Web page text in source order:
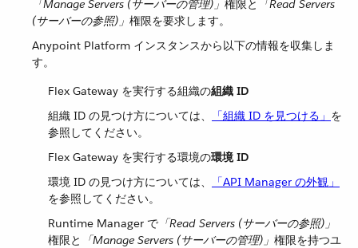
「Manage Servers (サーバーの管理)」 ​権限と​
「Read Servers
(サーバーの参照)」 ​権限を要求します。
Anypoint Platform インスタンスから以下の情報を収集しま
す。
Flex Gateway を実行する組織の​組織 ID
組織 ID の見つけ方については、​
「組織 ID を見つける」 ​を
参照してください。
Flex Gateway を実行する環境の​環境 ID
環境 ID の見つけ方については、​
「API Manager の外観」
を参照してください。
Runtime Manager で​ 「Read Servers (サーバーの参照)」
権限と​
「Manage Servers (サーバーの管理)」 ​権限を持つユ